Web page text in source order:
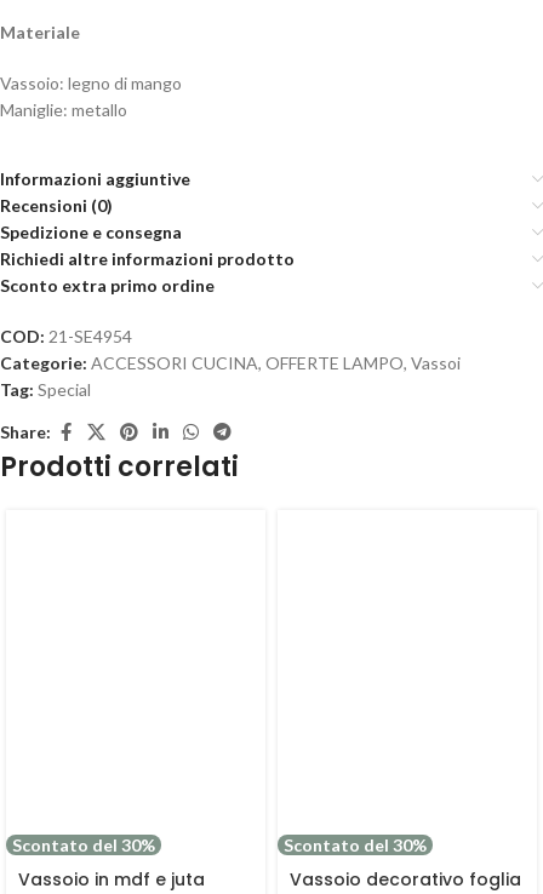
Materiale
Vassoio: legno di mango
Maniglie: metallo
Informazioni aggiuntive
Recensioni (0)
Spedizione e consegna
Richiedi altre informazioni prodotto
Sconto extra primo ordine
COD: 21-SE4954
Categorie: ACCESSORI CUCINA, OFFERTE LAMPO, Vassoi
Tag: Special
Share:
Prodotti correlati
Scontato del 30%
Vassoio in mdf e juta
Scontato del 30%
Vassoio decorativo foglia